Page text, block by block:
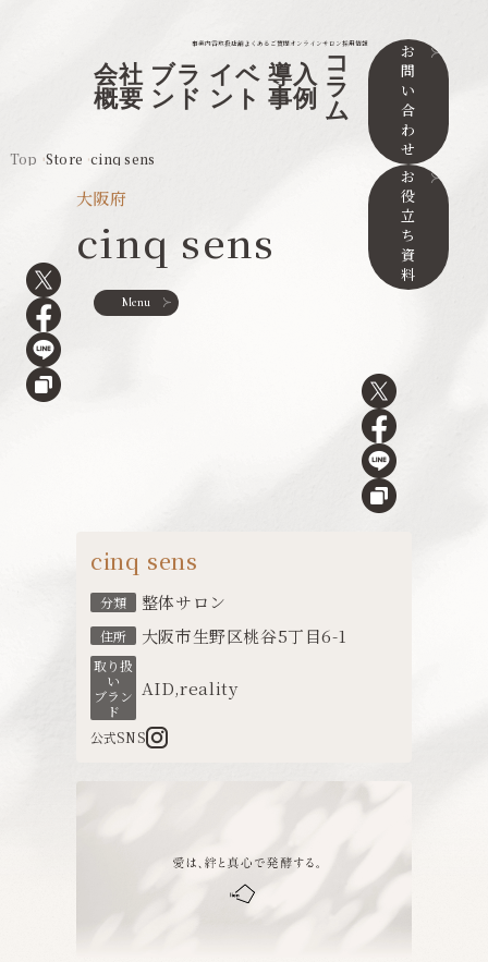
事業内容取扱店舗よくあるご質問オンラインサロン採用情報
会社
概要
ブラ
ンド
イベ
ント
導入
事例
コ
ラ
ム
お
問
い
合
わ
せ
お
役
立
ち
資
料
Menu
Top Store cinq sens
大阪府
cinq sens
cinq sens
分類 整体サロン
住所 大阪市生野区桃谷5丁目6-1
取り扱
い
ブラン
ド
AID,reality
公式SNS